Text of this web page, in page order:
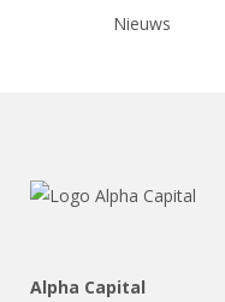
Nieuws
Alpha Capital